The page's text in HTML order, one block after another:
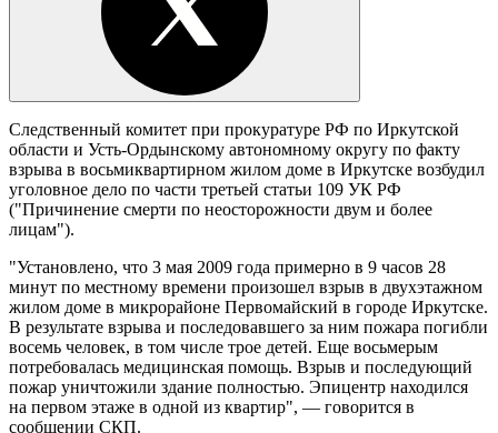
Следственный комитет при прокуратуре РФ по Иркутской
области и Усть-Ордынскому автономному округу по факту
взрыва в восьмиквартирном жилом доме в Иркутске возбудил
уголовное дело по части третьей статьи 109 УК РФ
("Причинение смерти по неосторожности двум и более
лицам").
"Установлено, что 3 мая 2009 года примерно в 9 часов 28
минут по местному времени произошел взрыв в двухэтажном
жилом доме в микрорайоне Первомайский в городе Иркутске.
В результате взрыва и последовавшего за ним пожара погибли
восемь человек, в том числе трое детей. Еще восьмерым
потребовалась медицинская помощь. Взрыв и последующий
пожар уничтожили здание полностью. Эпицентр находился
на первом этаже в одной из квартир", — говорится в
сообщении СКП.